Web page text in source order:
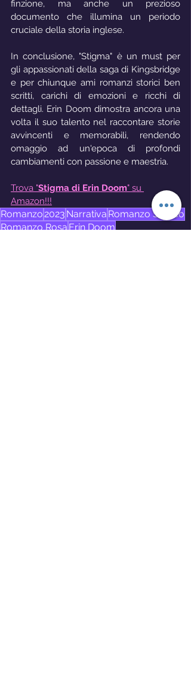
finzione, ma anche un prezioso
documento che illumina un periodo
cruciale della storia inglese.
In conclusione, "Stigma" è un must per
gli appassionati della saga di Kingsbridge
e per chiunque ami romanzi storici ben
scritti, carichi di emozioni e ricchi di
dettagli. Erin Doom dimostra ancora una
volta il suo talento nel raccontare storie
avvincenti e memorabili, rendendo
omaggio ad un'epoca di profondi
cambiamenti con passione e maestria.
Trova "Stigma di Erin Doom" su
Amazon!!!
Romanzo2023 Narrativa Romanzo Storico
Romanzo RosaErin Doom